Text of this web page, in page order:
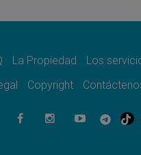
misión al servicio del Evangelio
2026, dar voz a las religiosas
un proyecto de
La Propiedad Los
Copyright